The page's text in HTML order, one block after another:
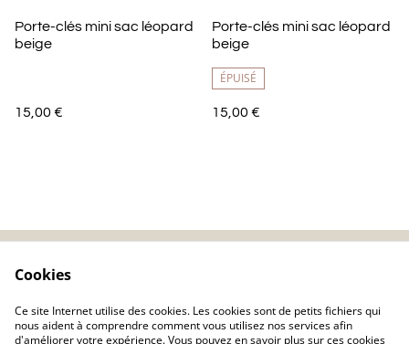
Porte-clés mini sac léopard
beige
15,00 €
Porte-clés mini sac léopard
beige
ÉPUISÉ
15,00 €
confidentialité
Cookies
Ce site Internet utilise des cookies. Les cookies sont de petits fichiers qui
nous aident à comprendre comment vous utilisez nos services afin
d'améliorer votre expérience. Vous pouvez en savoir plus sur ces cookies